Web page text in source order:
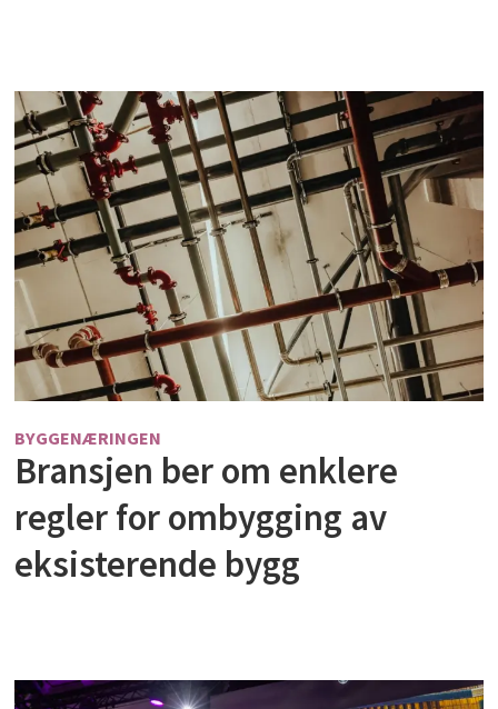
BYGGENÆRINGEN
Bransjen ber om enklere
regler for ombygging av
eksisterende bygg